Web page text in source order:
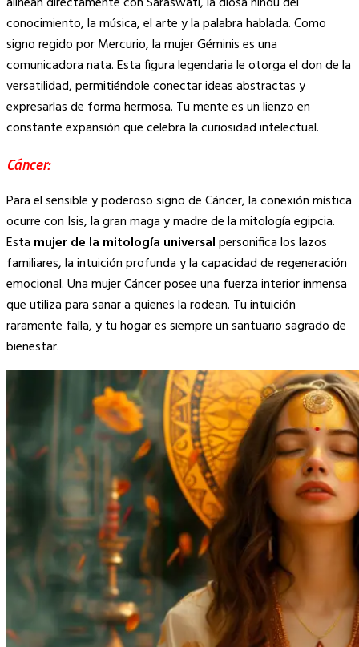
conocimiento, la música, el arte y la palabra hablada. Como
signo regido por Mercurio, la mujer Géminis es una
comunicadora nata. Esta figura legendaria le otorga el don de la
versatilidad, permitiéndole conectar ideas abstractas y
expresarlas de forma hermosa. Tu mente es un lienzo en
constante expansión que celebra la curiosidad intelectual.
Cáncer:
Para el sensible y poderoso signo de Cáncer, la conexión mística
ocurre con Isis, la gran maga y madre de la mitología egipcia.
Esta mujer de la mitología universalpersonifica los lazos
familiares, la intuición profunda y la capacidad de regeneración
emocional. Una mujer Cáncer posee una fuerza interior inmensa
que utiliza para sanar a quienes la rodean. Tu intuición
raramente falla, y tu hogar es siempre un santuario sagrado de
bienestar.